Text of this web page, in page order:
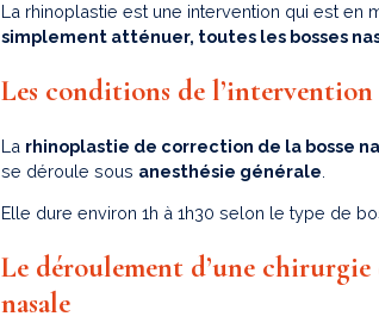
La rhinoplastie est une intervention qui est en
simplement atténuer, toutes les bosses
Les conditions de l’intervention
La rhinoplastie de correction de la bosse
se déroule sous anesthésie générale
Elle dure environ 1h à 1h30 selon le type de
Le déroulement d’une
nasale